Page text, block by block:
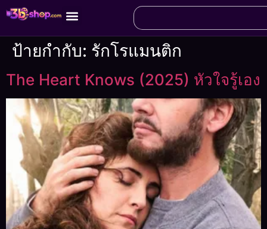
ป้ายกำกับ: รักโรแมนติก
The Heart Knows (2025) หัวใจรู้เอง